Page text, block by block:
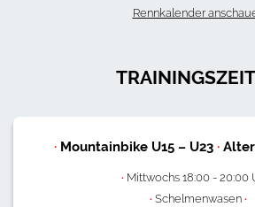
Rennkalender
·Mountainbike U15 – U23 ·Alter
· Mittwochs 18:00 - 20:00
·Schelmenwasen·